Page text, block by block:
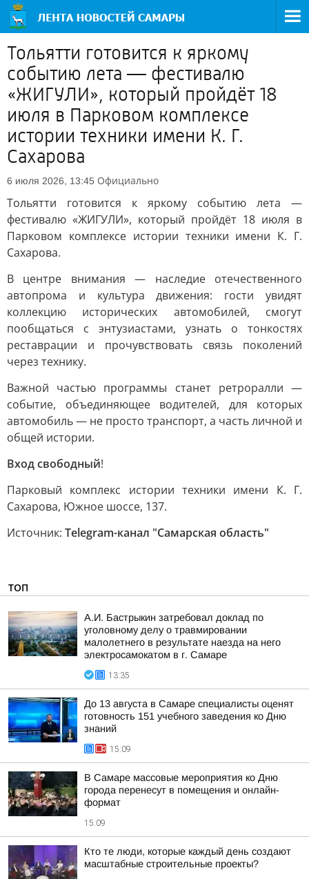
Тольятти готовится к яркому
событию лета — фестивалю
«ЖИГУЛИ», который пройдёт 18
июля в Парковом комплексе
истории техники имени К. Г.
Сахарова
6 июля 2026, 13:45 Официально
Тольятти готовится к яркому событию лета —
фестивалю «ЖИГУЛИ», который пройдёт 18 июля в
Парковом комплексе истории техники имени К. Г.
Сахарова.
В центре внимания — наследие отечественного
автопрома и культура движения: гости увидят
коллекцию исторических автомобилей, смогут
пообщаться с энтузиастами, узнать о тонкостях
реставрации и прочувствовать связь поколений
через технику.
Важной частью программы станет ретроралли —
событие, объединяющее водителей, для которых
автомобиль — не просто транспорт, а часть личной и
общей истории.
Вход свободный!
Парковый комплекс истории техники имени К. Г.
Сахарова, Южное шоссе, 137.
Источник: Telegram-канал "Самарская область"
ТОП
А.И. Бастрыкин затребовал доклад по
уголовному делу о травмировании
малолетнего в результате наезда на него
электросамокатом в г. Самаре
13:35
До 13 августа в Самаре специалисты оценят
готовность 151 учебного заведения ко Дню
знаний
15:09
В Самаре массовые мероприятия ко Дню
города перенесут в помещения и онлайн-
формат
15:09
Кто те люди, которые каждый день создают
масштабные строительные проекты?